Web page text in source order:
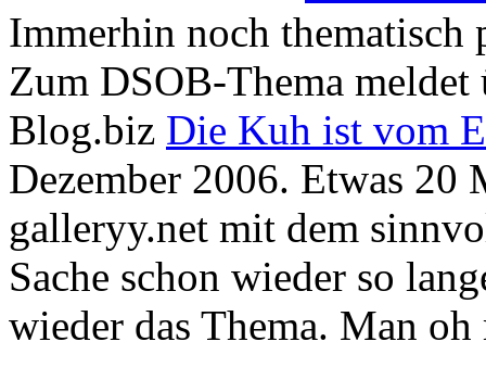
Immerhin noch thematisch
Zum DSOB-Thema
Blog.biz Die Kuh ist vom
Dezember 2006. Etwas 20
galleryy.net mit dem
Sache schon wieder so
wieder das Thema. Man